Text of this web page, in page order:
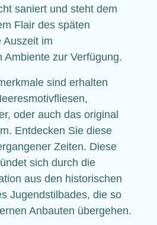
saniert und steht dem
Flair des späten
Auszeit im
Ambiente zur Verfügung.
sind erhalten
oder auch das original
Entdecken Sie diese
Zeiten. Diese
sich durch die
aus den historischen
Jugendstilbades, die so
Anbauten übergehen.